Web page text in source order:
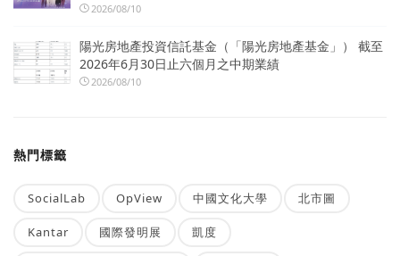
2026/08/10
陽光房地產投資信託基金（「陽光房地產基金」） 截至
2026年6月30日止六個月之中期業績
2026/08/10
熱門標籤
SocialLab OpView 中國文化大學 北市圖
Kantar 國際發明展 凱度